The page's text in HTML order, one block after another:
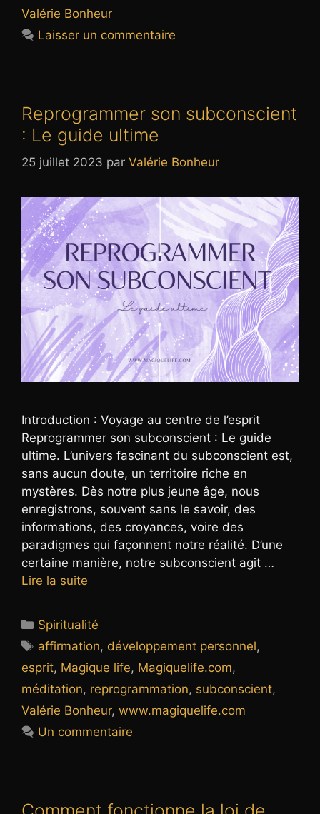
Valérie Bonheur
Laisser un commentaire
Reprogrammer son subconscient
: Le guide ultime
25 juillet 2023 par Valérie Bonheur
Introduction : Voyage au centre de l’esprit
Reprogrammer son subconscient : Le guide
ultime. L’univers fascinant du subconscient est,
sans aucun doute, un territoire riche en
mystères. Dès notre plus jeune âge, nous
enregistrons, souvent sans le savoir, des
informations, des croyances, voire des
paradigmes qui façonnent notre réalité. D’une
certaine manière, notre subconscient agit …
Lire la suite
Catégories
Spiritualité
Étiquettes
affirmation, développement personnel,
esprit, Magique life, Magiquelife.com,
méditation, reprogrammation, subconscient,
Valérie Bonheur, www.magiquelife.com
Un commentaire